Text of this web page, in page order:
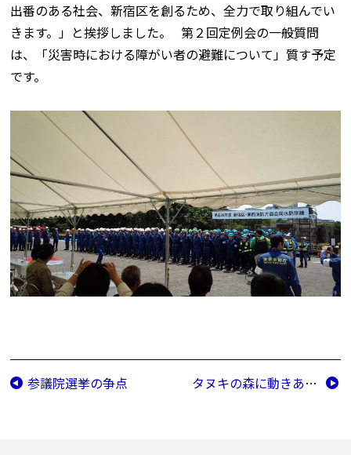
出番のある社会、新宿区を創るため、全力で取り組んでい
きます。」と挨拶しました。 第２回定例会の一般質問
は、「災害時における障がい者の避難について」質す予定
です。
参議院選挙の争点 タヌキの森に動きあり！